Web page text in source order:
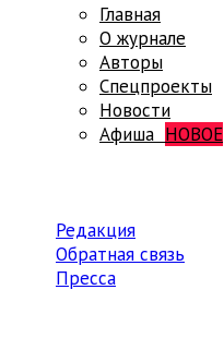
Главная
О журнале
Авторы
Спецпроекты
Новости
Афиша НОВОЕ
Редакция
Обратная связь
Пресса